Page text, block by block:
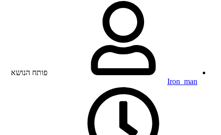
פותח הנושא
Iron_man